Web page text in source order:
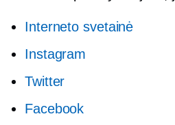
Interneto svetainė
Instagram
Twitter
Facebook